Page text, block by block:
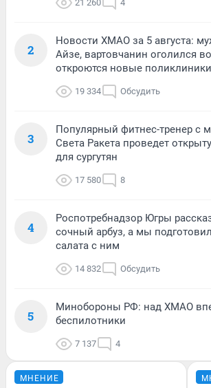
21 260 4
2
Новости ХМАО за 5 августа:
Айзе, вартовчанин оголился
откроются новые поликлиники
19 334 Обсудить
3
Популярный фитнес-тренер с
Света Ракета проведет
для сургутян
17 580 8
4
Роспотребнадзор Югры
сочный арбуз, а мы
салата с ним
14 832 Обсудить
5
Минобороны РФ: над ХМАО
беспилотники
7 137 4
МНЕНИЕ